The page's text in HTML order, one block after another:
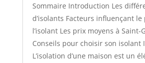
Sommaire Introduction Les
d’isolants Facteurs influençant le
l’isolant Les prix moyens à Saint-
Conseils pour choisir son isolant
L’isolation d’une maison est un